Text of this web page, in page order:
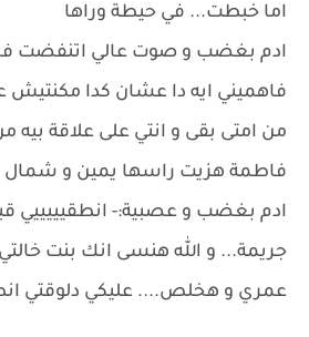
اما خبطت... في حيطة وراها
ادم بغضب و صوت عالي اتنفضت
فاهميني ايه دا عشان كدا مكنتيش
من امتى بقى و انتي على علاقة بيه
فاطمة هزيت راسها يمين و شمال
ادم بغضب و عصبية:- انطقيييييي
جريمة... و الله هنسى انك بنت
عمري و هخلص.... عليكي دلوقتي